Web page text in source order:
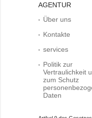
AGENTUR
Über uns
Kontakte
services
Politik zur
Vertraulichkeit
zum Schutz
Daten